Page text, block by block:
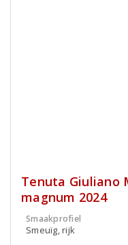
Tenuta Giuliano
magnum 2024
Smaakprofiel
Smeuïg, rijk